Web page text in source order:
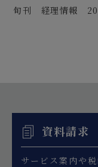
旬刊 経理情報
資料請求
サービス案内や